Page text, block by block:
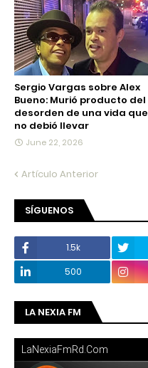
Sergio Vargas sobre Alex
Bueno: Murió producto del
desorden de una vida que
no debió llevar
June 22, 2026
Artículo Anterior
SÍGUENOS
1.5k
500
LA NEXIA FM